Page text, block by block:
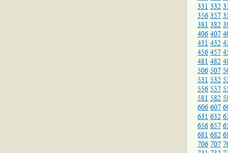
331 332
356 357
381 382
406 407
431 432
456 457
481 482
506 507
531 532
556 557
581 582
606 607
631 632
656 657
681 682
706 707